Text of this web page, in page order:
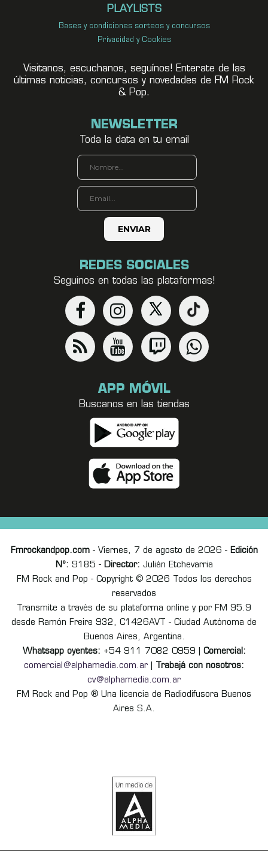
PLAYLISTS
Bases y condiciones sorteos y concursos
Privacidad y Cookies
Visitanos, escuchanos, seguínos! Enterate de las
últimas noticias, concursos y novedades de FM Rock
& Pop.
NEWSLETTER
Toda la data en tu email
REDES SOCIALES
Seguinos en todas las plataformas!
APP MÓVIL
Buscanos en las tiendas
Fmrockandpop.com- Viernes, 7 de agosto de 2026 - Edición
Nº: 9185 - Director: Julián Etchevarria
FM Rock and Pop - Copyright © 2026 Todos los derechos
reservados
Transmite a través de su plataforma online y por FM 95.9
desde Ramón Freire 932, C1426AVT - Ciudad Autónoma de
Buenos Aires, Argentina.
Whatsapp oyentes: +54 911 7082 0959 | Comercial:
comercial@alphamedia.com.ar
Trabajá con nosotros:
cv@alphamedia.com.ar
FM Rock and Pop ® Una licencia de Radiodifusora Buenos
Aires S.A.